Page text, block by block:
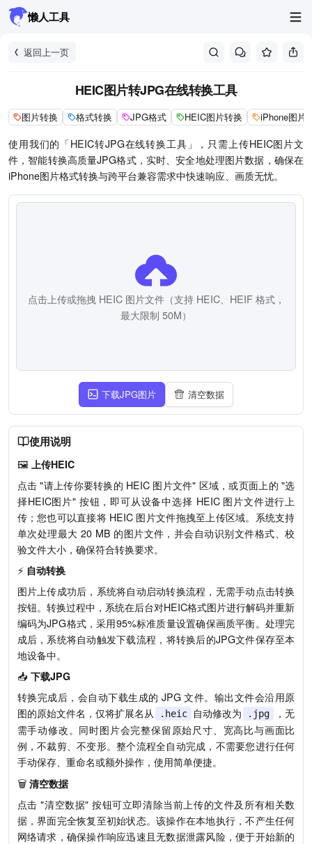
懒人工具
返回上一页
HEIC图片转JPG在线转换工具
图片转换 格式转换 JPG格式 HEIC图片转换 iPhone图片
使用我们的「HEIC转JPG在线转换工具」，只需上传HEIC图片文
件，智能转换高质量JPG格式，实时、安全地处理图片数据，确保在
iPhone图片格式转换与跨平台兼容需求中快速响应、画质无忧。
点击上传或拖拽 HEIC 图片文件（支持 HEIC、HEIF 格式，
最大限制 50M）
下载JPG图片 清空数据
使用说明
🖼️ 上传HEIC
点击 "请上传你要转换的 HEIC 图片文件" 区域，或页面上的 "选
择HEIC图片" 按钮，即可从设备中选择 HEIC 图片文件进行上
传；您也可以直接将 HEIC 图片文件拖拽至上传区域。系统支持
单次处理最大 20 MB 的图片文件，并会自动识别文件格式、校
验文件大小，确保符合转换要求。
⚡ 自动转换
图片上传成功后，系统将自动启动转换流程，无需手动点击转换
按钮。转换过程中，系统在后台对HEIC格式图片进行解码并重新
编码为JPG格式，采用95%标准质量设置确保画质平衡。处理完
成后，系统将自动触发下载流程，将转换后的JPG文件保存至本
地设备中。
📥 下载JPG
转换完成后，会自动下载生成的 JPG 文件。输出文件会沿用原
图的原始文件名，仅将扩展名从
.heic 自动修改为 .jpg
，无
需手动修改。同时图片会完整保留原始尺寸、宽高比与画面比
例，不裁剪、不变形。整个流程全自动完成，不需要您进行任何
手动保存、重命名或额外操作，使用简单便捷。
🗑️ 清空数据
点击 "清空数据" 按钮可立即清除当前上传的文件及所有相关数
据，界面完全恢复至初始状态。该操作在本地执行，不产生任何
网络请求，确保操作响应迅速且无数据泄露风险，便于开始新的